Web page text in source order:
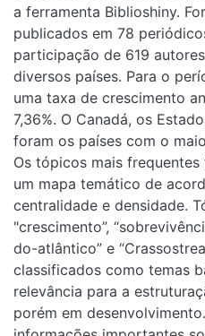
participação de 619 autores
países. Para o período
crescimento anual de
Estados Unidos e a Noruega,
número de publicações. Os
representados em um mapa
ranking de centralidade e
"crescimento”,
atlântico” e “Crassostrea
temas básicos, com grande
do campo de pesquisa,
dados fornecem informações
tendências dos estudos
marinhos, contribuindo para
de pesquisa.